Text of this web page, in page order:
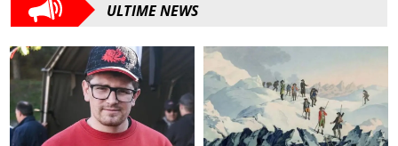
ULTIME NEWS